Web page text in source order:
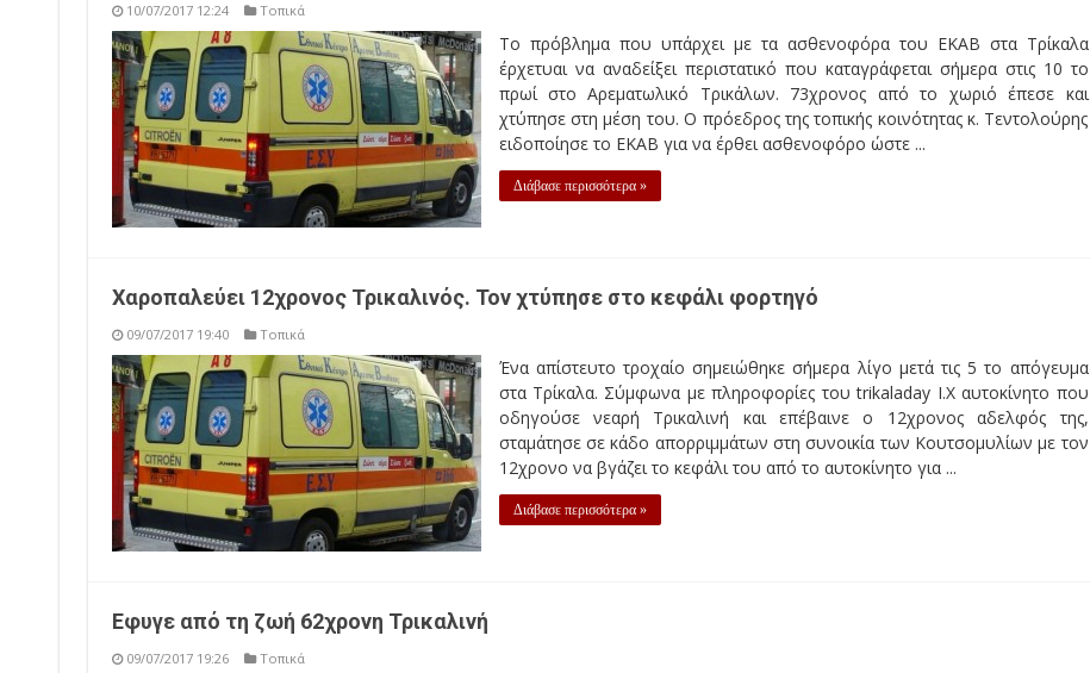
10/07/2017 12:24 Τοπικά
Το πρόβλημα που υπάρχει με τα ασθενοφόρα του ΕΚΑΒ στα Τρίκαλα
έρχετυαι να αναδείξει περιστατικό που καταγράφεται σήμερα στις 10 το
πρωί στο Αρεματωλικό Τρικάλων. 73χρονος από το χωριό έπεσε και
χτύπησε στη μέση του. Ο πρόεδρος της τοπικής κοινότητας κ. Τεντολούρης
ειδοποίησε το ΕΚΑΒ για να έρθει ασθενοφόρο ώστε ...
Διάβασε περισσότερα »
Χαροπαλεύει 12χρονος Τρικαλινός. Τον χτύπησε στο κεφάλι φορτηγό
09/07/2017 19:40 Τοπικά
Ένα απίστευτο τροχαίο σημειώθηκε σήμερα λίγο μετά τις 5 το απόγευμα
στα Τρίκαλα. Σύμφωνα με πληροφορίες του trikaladay Ι.Χ αυτοκίνητο που
οδηγούσε νεαρή Τρικαλινή και επέβαινε ο 12χρονος αδελφός της,
σταμάτησε σε κάδο απορριμμάτων στη συνοικία των Κουτσομυλίων με τον
12χρονο να βγάζει το κεφάλι του από το αυτοκίνητο για ...
Διάβασε περισσότερα »
Εφυγε από τη ζωή 62χρονη Τρικαλινή
09/07/2017 19:26 Τοπικά